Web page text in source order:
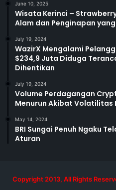
June 10, 2025
Wisata Kerinci –
Alam dan Penginapan
July 19, 2024
WazirX Mengalami
$234,9 Juta Diduga
Dihentikan
July 19, 2024
Volume Perdagangan
Menurun Akibat Volatilitas
May 14, 2024
BRI Sungai Penuh Ngaku
Aturan
Copyright 2013, All Rights